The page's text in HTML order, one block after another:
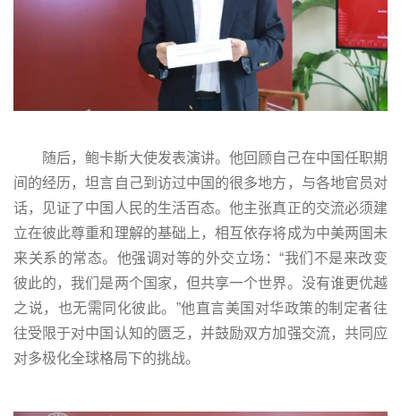
随后，鲍卡斯大使发表演讲。他回顾自己在中国任职期
间的经历，坦言自己到访过中国的很多地方，与各地官员对
话，见证了中国人民的生活百态。他主张真正的交流必须建
立在彼此尊重和理解的基础上，相互依存将成为中美两国未
来关系的常态。他强调对等的外交立场：“我们不是来改变
彼此的，我们是两个国家，但共享一个世界。没有谁更优越
之说，也无需同化彼此。”他直言美国对华政策的制定者往
往受限于对中国认知的匮乏，并鼓励双方加强交流，共同应
对多极化全球格局下的挑战。